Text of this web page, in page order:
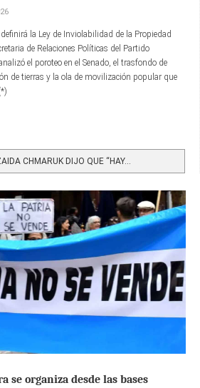
la Ley de Inviolabilidad de la Propiedad
de Relaciones Políticas del Partido
el poroteo en el Senado, el trasfondo de
de tierras y la ola de movilización popular que
CHMARUK DIJO QUE “HAY...
se organiza desde las bases